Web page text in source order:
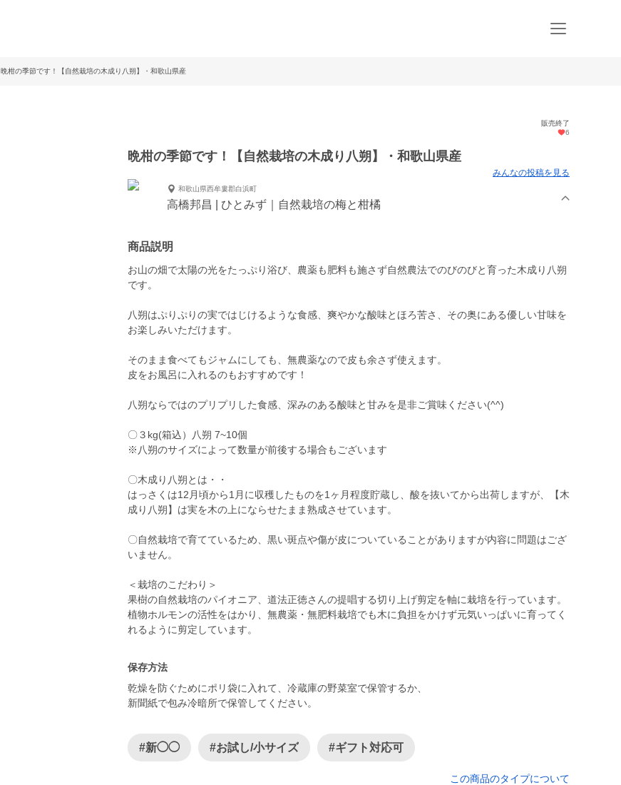
晩柑の季節です！【自然栽培の木成り八朔】・和歌山県産
販売終了
6
晩柑の季節です！【自然栽培の木成り八朔】・和歌山県産
みんなの投稿を見る
和歌山県西牟婁郡白浜町
高橋邦昌 | ひとみず｜自然栽培の梅と柑橘
商品説明
お山の畑で太陽の光をたっぷり浴び、農薬も肥料も施さず自然農法でのびのびと育った木成り八朔
です。
八朔はぷりぷりの実ではじけるような食感、爽やかな酸味とほろ苦さ、その奥にある優しい甘味を
お楽しみいただけます。
そのまま食べてもジャムにしても、無農薬なので皮も余さず使えます。
皮をお風呂に入れるのもおすすめです！
八朔ならではのプリプリした食感、深みのある酸味と甘みを是非ご賞味ください(^^)
〇３kg(箱込）八朔 7~10個
※八朔のサイズによって数量が前後する場合もございます
〇木成り八朔とは・・
はっさくは12月頃から1月に収穫したものを1ヶ月程度貯蔵し、酸を抜いてから出荷しますが、【木
成り八朔】は実を木の上にならせたまま熟成させています。
〇自然栽培で育てているため、黒い斑点や傷が皮についていることがありますが内容に問題はござ
いません。
＜栽培のこだわり＞
果樹の自然栽培のパイオニア、道法正徳さんの提唱する切り上げ剪定を軸に栽培を行っています。
植物ホルモンの活性をはかり、無農薬・無肥料栽培でも木に負担をかけず元気いっぱいに育ってく
れるように剪定しています。
保存方法
乾燥を防ぐためにポリ袋に入れて、冷蔵庫の野菜室で保管するか、
新聞紙で包み冷暗所で保管してください。
#新◯◯ #お試し/小サイズ #ギフト対応可
この商品のタイプについて